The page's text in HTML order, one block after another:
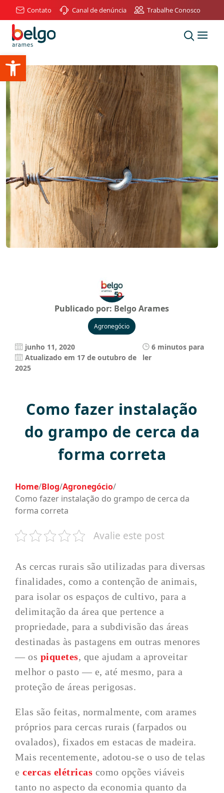
Abrir a barra de ferramentas
Contato Canal de denúncia Trabalhe Conosco
Publicado por: Belgo Arames
Agronegócio
junho 11, 2020
Atualizado em 17 de outubro de
2025
6 minutos para
ler
Como fazer instalação
do grampo de cerca da
forma correta
Home/Blog/Agronegócio/
Como fazer instalação do grampo de cerca da
forma correta
Avalie este post
As cercas rurais são utilizadas para diversas
finalidades, como a contenção de animais,
para isolar os espaços de cultivo, para a
delimitação da área que pertence a
propriedade, para a subdivisão das áreas
destinadas às pastagens em outras menores
― os piquetes, que ajudam a aproveitar
melhor o pasto ― e, até mesmo, para a
proteção de áreas perigosas.
Elas são feitas, normalmente, com arames
próprios para cercas rurais (farpados ou
ovalados), fixados em estacas de madeira.
Mais recentemente, adotou-se o uso de telas
ecercas elétricas como opções viáveis
tanto no aspecto da economia quanto da